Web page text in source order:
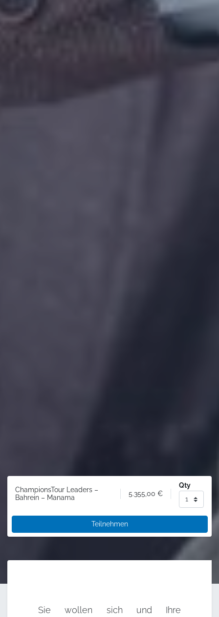
ChampionsTour Leaders –
Bahrein – Manama
5.355,00 €
Qty
Teilnehmen
Sie wollen sich und Ihre